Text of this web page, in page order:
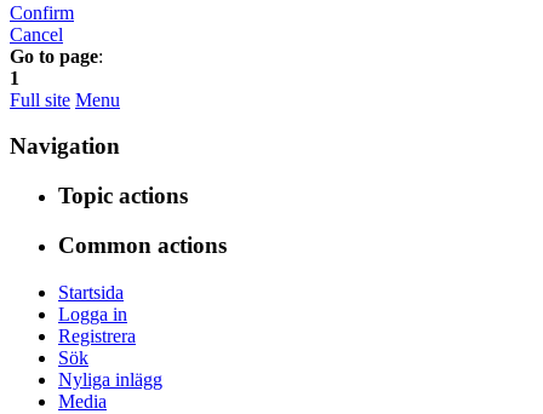
Confirm
Cancel
Go to page:
1
Full site Menu
Navigation
Topic actions
Common actions
Startsida
Logga in
Registrera
Sök
Nyliga inlägg
Media